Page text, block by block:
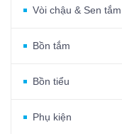
Vòi chậu & Sen tắm
Bồn tắm
Bồn tiểu
Phụ kiện